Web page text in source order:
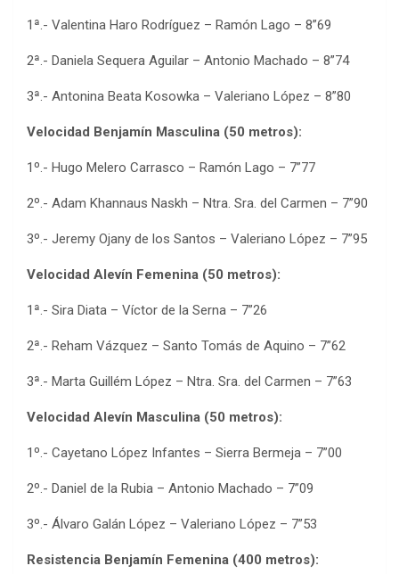
1ª.- Valentina Haro Rodríguez – Ramón Lago – 8”69
2ª.- Daniela Sequera Aguilar – Antonio Machado – 8”74
3ª.- Antonina Beata Kosowka – Valeriano López – 8”80
Velocidad Benjamín Masculina (50 metros):
1º.- Hugo Melero Carrasco – Ramón Lago – 7”77
2º.- Adam Khannaus Naskh – Ntra. Sra. del Carmen – 7”90
3º.- Jeremy Ojany de los Santos – Valeriano López – 7”95
Velocidad Alevín Femenina (50 metros):
1ª.- Sira Diata – Víctor de la Serna – 7”26
2ª.- Reham Vázquez – Santo Tomás de Aquino – 7”62
3ª.- Marta Guillém López – Ntra. Sra. del Carmen – 7”63
Velocidad Alevín Masculina (50 metros):
1º.- Cayetano López Infantes – Sierra Bermeja – 7”00
2º.- Daniel de la Rubia – Antonio Machado – 7”09
3º.- Álvaro Galán López – Valeriano López – 7”53
Resistencia Benjamín Femenina (400 metros):